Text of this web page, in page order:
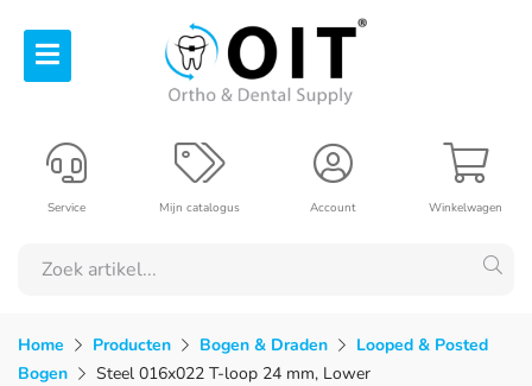
Winkelwagen
Account
Mijn catalogus
Service
Home Producten Bogen & Draden
Looped & Posted
Bogen
Steel 016x022 T-loop 24 mm, Lower